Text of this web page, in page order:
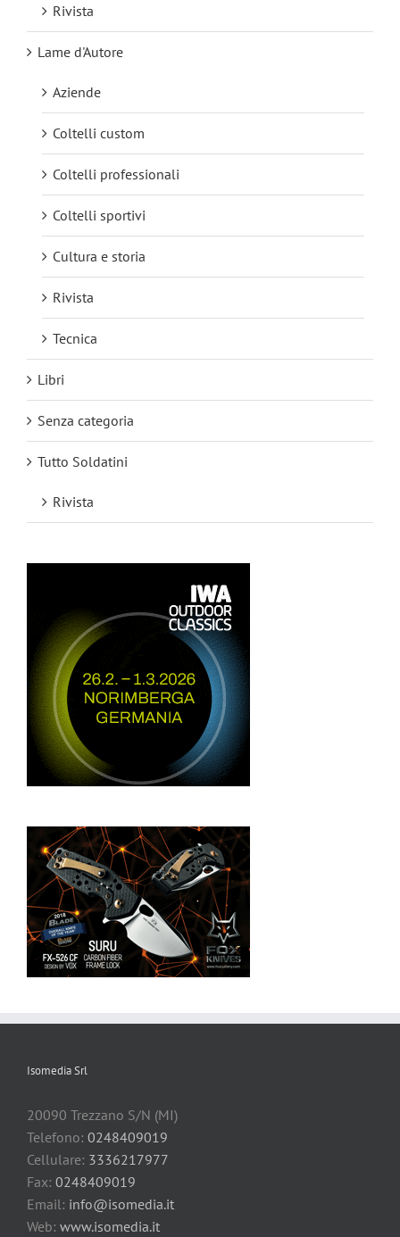
Rivista
Lame d'Autore
Aziende
Coltelli custom
Coltelli professionali
Coltelli sportivi
Cultura e storia
Rivista
Tecnica
Libri
Senza categoria
Tutto Soldatini
Rivista
Isomedia Srl
20090 Trezzano S/N (MI)
Telefono: 0248409019
Cellulare: 3336217977
Fax: 0248409019
Email: info@isomedia.it
Web: www.isomedia.it